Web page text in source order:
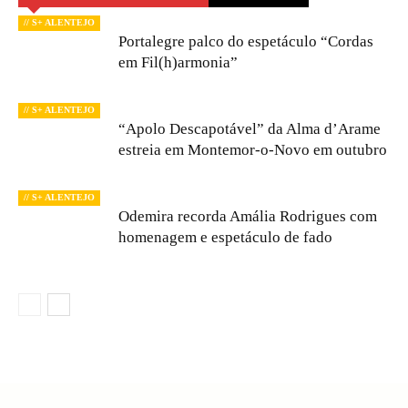
// S+ ALENTEJO
Portalegre palco do espetáculo “Cordas
em Fil(h)armonia”
// S+ ALENTEJO
“Apolo Descapotável” da Alma d’Arame
estreia em Montemor-o-Novo em outubro
// S+ ALENTEJO
Odemira recorda Amália Rodrigues com
homenagem e espetáculo de fado